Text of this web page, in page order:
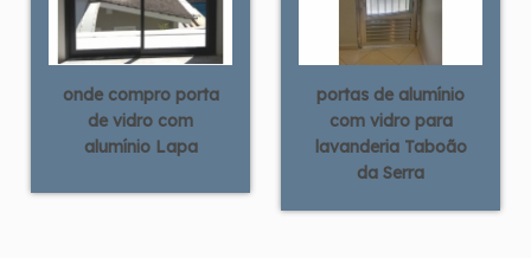
onde compro porta
de vidro com
alumínio Lapa
portas de alumínio
com vidro para
lavanderia Taboão
da Serra